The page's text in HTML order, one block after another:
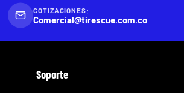
COTIZACIONES:
Comercial@tirescue.com.co
Soporte